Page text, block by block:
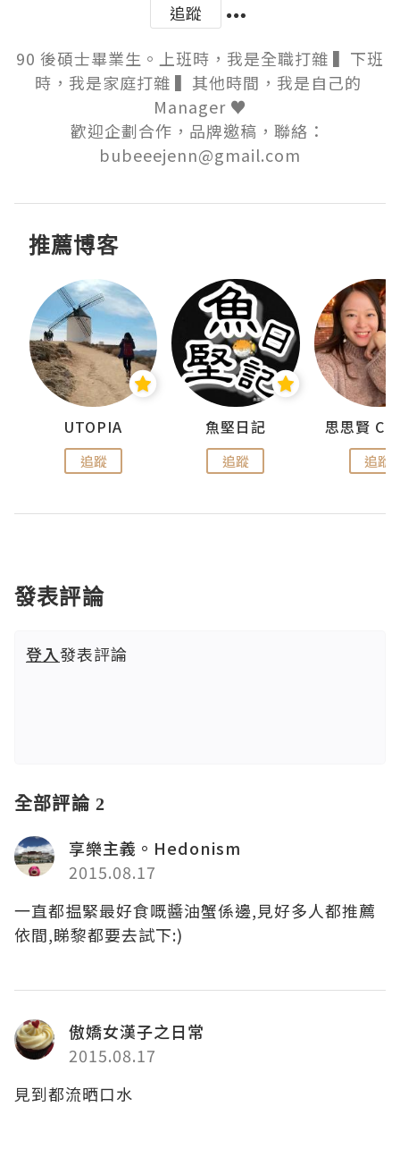
追蹤
90 後碩士畢業生。上班時，我是全職打雜 ▍下班
時，我是家庭打雜 ▍其他時間，我是自己的
Manager ♥
歡迎企劃合作，品牌邀稿，聯絡：
bubeeejenn@gmail.com
推薦博客
UTOPIA
追蹤
魚堅日記
追蹤 追蹤
發表評論
登入發表評論
全部評論 2
享樂主義。Hedonism
2015.08.17
一直都揾緊最好食嘅醬油蟹係邊,見好多人都推薦
依間,睇黎都要去試下:)
傲嬌女漢子之日常
2015.08.17
見到都流晒口水